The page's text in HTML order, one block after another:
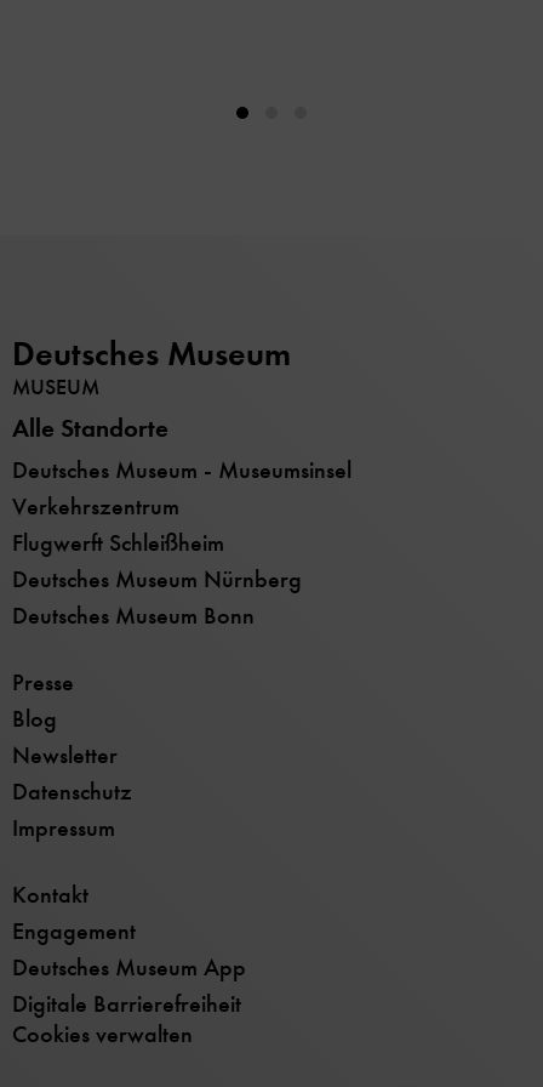
Deutsches Museum
MUSEUM
Alle Standorte
Deutsches Museum - Museumsinsel
Verkehrszentrum
Flugwerft Schleißheim
Deutsches Museum Nürnberg
Deutsches Museum Bonn
Presse
Blog
Newsletter
Datenschutz
Impressum
Kontakt
Engagement
Deutsches Museum App
Digitale Barrierefreiheit
Cookies verwalten